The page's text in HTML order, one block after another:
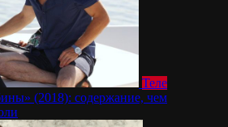
Теле
(2018): содержание, чем